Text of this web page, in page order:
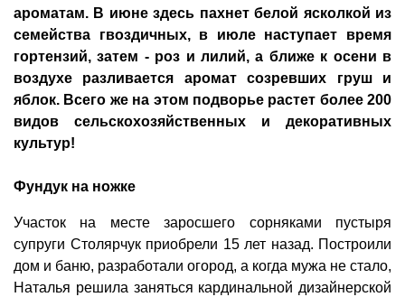
ароматам. В июне здесь пахнет белой ясколкой из
семейства гвоздичных, в июле наступает время
гортензий, затем - роз и лилий, а ближе к осени в
воздухе разливается аромат созревших груш и
яблок. Всего же на этом подворье растет более 200
видов сельскохозяйственных и декоративных
культур!
Фундук на ножке
Участок на месте заросшего сорняками пустыря
супруги Столярчук приобрели 15 лет назад. Построили
дом и баню, разработали огород, а когда мужа не стало,
Наталья решила заняться кардинальной дизайнерской